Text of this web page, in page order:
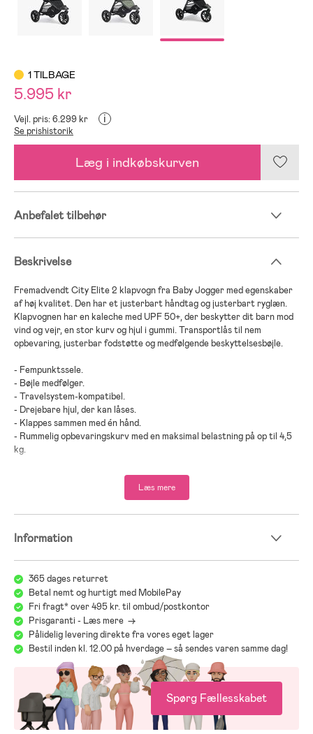
1 TILBAGE
5.995 kr
Vejl. pris: 6.299 kr i
Se prishistorik
Læg i indkøbskurven
Anbefalet tilbehør
Beskrivelse
Fremadvendt City Elite 2 klapvogn fra Baby Jogger med egenskaber
af høj kvalitet. Den har et justerbart håndtag og justerbart ryglæn.
Klapvognen har en kaleche med UPF 50+, der beskytter dit barn mod
vind og vejr, en stor kurv og hjul i gummi. Transportlås til nem
opbevaring, justerbar fodstøtte og medfølgende beskyttelsesbøjle.
- Fempunktssele.
- Bøjle medfølger.
- Travelsystem-kompatibel.
- Drejebare hjul, der kan låses.
- Klappes sammen med én hånd.
- Rummelig opbevaringskurv med en maksimal belastning på op til 4,5
kg.
- Maksimal vægt (barn + bagage): 39,5 kg.
- Anbefalet alder: Fra 6 måneder.
- OBS! Den nye model, City Elite 2, har en håndbremse monteret på
Barnevognsguide – find den rigtige vogn til dig og dit
barn
Det kan være overvældende at vælge barnevogn med mange modeller,
mærker og funktioner. Vores barnevognsguide hjælper dig med at
sammenligne forskellige typer vogne, sikkerhed og praktiske
funktioner. Guiden gør det nemmere at finde en vogn, der er sikker,
komfortabel og praktisk for både dig og dit barn.
Barnevognsguide
Læs mere
Information
365 dages returret
Betal nemt og hurtigt med MobilePay
Fri fragt* over 495 kr. til ombud/postkontor
Prisgaranti - Læs mere ->
Pålidelig levering direkte fra vores eget lager
Bestil inden kl. 12.00 på hverdage – så sendes varen samme dag!
Spørg Fællesskabet